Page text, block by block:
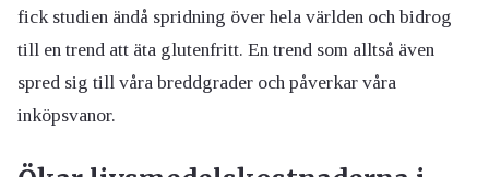
fick studien ändå spridning över hela världen och bidrog
till en trend att äta glutenfritt. En trend som alltså även
spred sig till våra breddgrader och påverkar våra
inköpsvanor.